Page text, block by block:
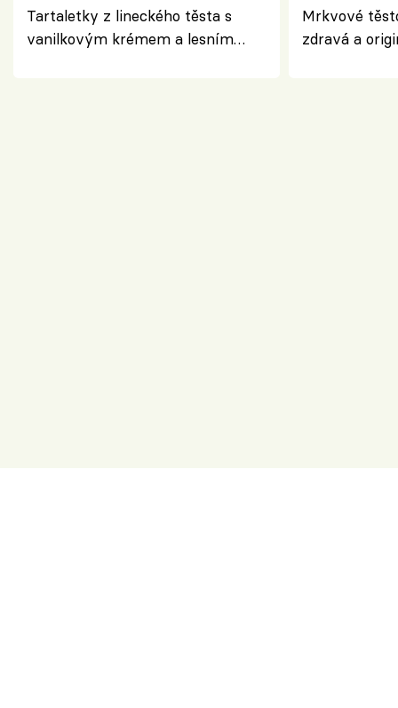
Tartaletky z lineckého těsta s
vanilkovým krémem a lesním
Mrkvové
zdravá a